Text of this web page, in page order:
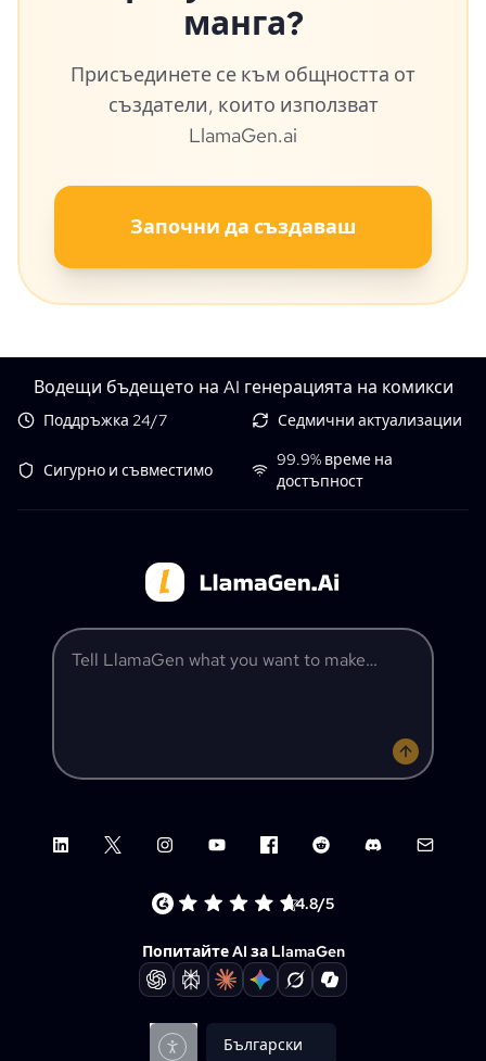
манга?
Присъединете се към общността от
създатели, които използват
LlamaGen.ai
Започни да създаваш
Водещи бъдещето на AI генерацията на комикси
Поддръжка 24/7 Седмични актуализации
Сигурно и съвместимо
99.9% време на
достъпност
Tell LlamaGen what you want to make
LinkedInX (Twitter)InstagramYouTubeFacebook group
Reddit DiscordEmail
4.8/5
Попитайте AI за LlamaGen
Български